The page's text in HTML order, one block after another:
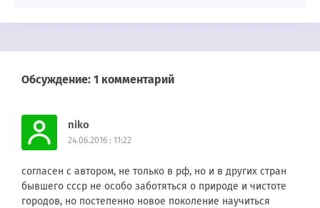
Обсуждение: 1 комментарий
niko
24.06.2016 : 11:22
согласен с автором, не только в рф, но и в других стран
бывшего ссср не особо заботяться о природе и чистоте
городов, но постепенно новое поколение научиться